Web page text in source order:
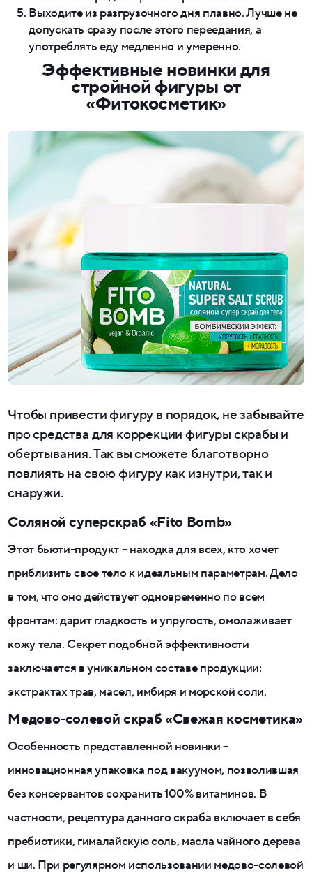
Выходите из разгрузочного дня плавно. Лучше не
допускать сразу после этого переедания, а
употреблять еду медленно и умеренно.
Эффективные новинки для
стройной фигуры от
«Фитокосметик»
Чтобы привести фигуру в порядок, не забывайте
про средства для коррекции фигуры скрабы и
обертывания. Так вы сможете благотворно
повлиять на свою фигуру как изнутри, так и
снаружи.
Соляной суперскраб «Fito Bomb»
Этот бьюти-продукт – находка для всех, кто хочет
приблизить свое тело к идеальным параметрам. Дело
в том, что оно действует одновременно по всем
фронтам: дарит гладкость и упругость, омолаживает
кожу тела. Секрет подобной эффективности
заключается в уникальном составе продукции:
экстрактах трав, масел, имбиря и морской соли.
Медово-солевой скраб «Свежая косметика»
Особенность представленной новинки –
инновационная упаковка под вакуумом, позволившая
без консервантов сохранить 100% витаминов. В
частности, рецептура данного скраба включает в себя
пребиотики, гималайскую соль, масла чайного дерева
и ши. При регулярном использовании медово-солевой